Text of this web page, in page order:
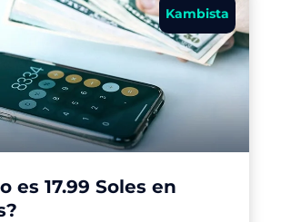
Kambista
es 17.99 Soles en